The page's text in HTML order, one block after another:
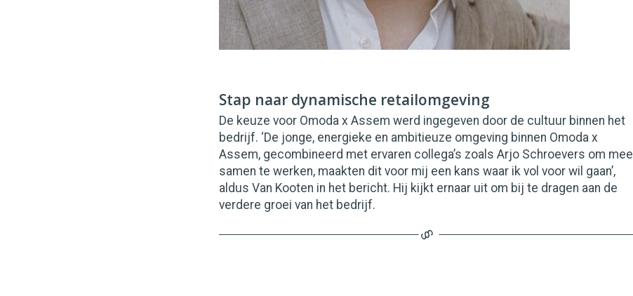
Stap naar dynamische retailomgeving
De keuze voor Omoda x Assem werd ingegeven door de cultuur binnen het
bedrijf. ‘De jonge, energieke en ambitieuze omgeving binnen Omoda x
Assem, gecombineerd met ervaren collega’s zoals Arjo Schroevers om mee
samen te werken, maakten dit voor mij een kans waar ik vol voor wil gaan’,
aldus Van Kooten in het bericht. Hij kijkt ernaar uit om bij te dragen aan de
verdere groei van het bedrijf.